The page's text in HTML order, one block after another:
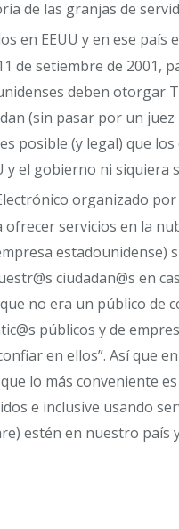
de las granjas de
en EEUU y en ese
de setiembre de 2001,
deben otorgar
(sin pasar por un
posible (y legal) que
y el gobierno ni siquiera
organizado por
ofrecer servicios en la
estadounidense)
ciudadan@s en
no era un público de
públicos y de
en ellos”. Así que
que lo más conveniente
e inclusive usando
estén en nuestro